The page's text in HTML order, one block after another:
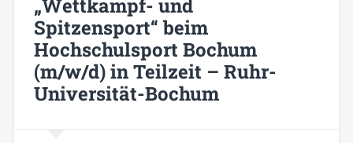
„Wettkampf- und
Spitzensport“ beim
Hochschulsport Bochum
(m/w/d) in Teilzeit – Ruhr-
Universität-Bochum